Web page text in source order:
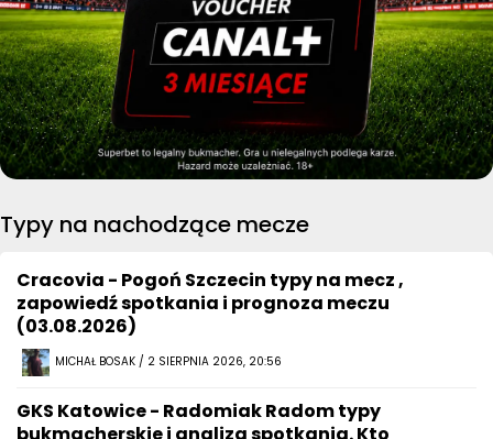
Typy na nachodzące mecze
Cracovia - Pogoń Szczecin typy na mecz ,
zapowiedź spotkania i prognoza meczu
(03.08.2026)
MICHAŁ BOSAK / 2 SIERPNIA 2026, 20:56
GKS Katowice - Radomiak Radom typy
bukmacherskie i analiza spotkania. Kto